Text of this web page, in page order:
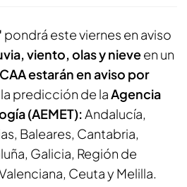
pondrá este viernes en aviso
viento, olas y nieveen un
estarán en aviso por
predicción de laAgencia
(AEMET):Andalucía,
Baleares, Cantabria,
Galicia, Región de
Ceuta y Melilla.